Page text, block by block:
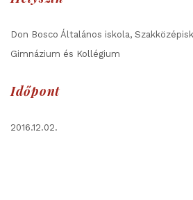
Don Bosco Általános iskola,
Gimnázium és Kollégium
Időpont
2016.12.02.